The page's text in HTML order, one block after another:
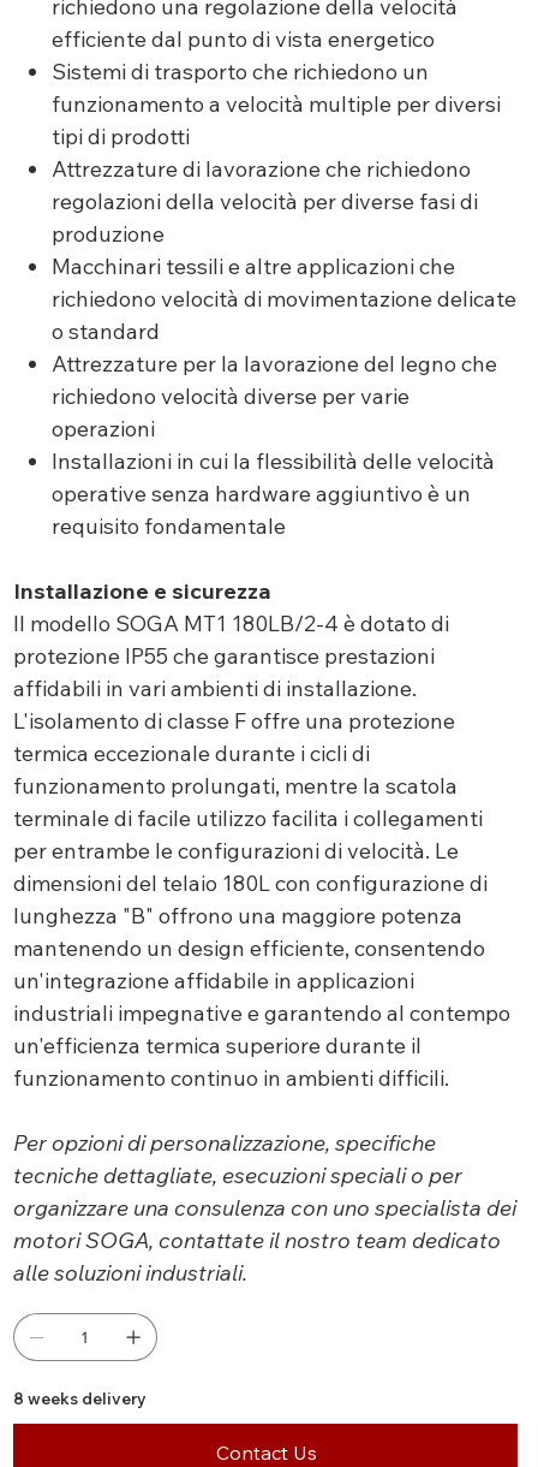
richiedono una regolazione della velocità
efficiente dal punto di vista energetico
Sistemi di trasporto che richiedono un
funzionamento a velocità multiple per diversi
tipi di prodotti
Attrezzature di lavorazione che richiedono
regolazioni della velocità per diverse fasi di
produzione
Macchinari tessili e altre applicazioni che
richiedono velocità di movimentazione delicate
o standard
Attrezzature per la lavorazione del legno che
richiedono velocità diverse per varie
operazioni
Installazioni in cui la flessibilità delle velocità
operative senza hardware aggiuntivo è un
requisito fondamentale
Installazione e sicurezza
Il modello SOGA MT1 180LB/2-4 è dotato di
protezione IP55 che garantisce prestazioni
affidabili in vari ambienti di installazione.
L'isolamento di classe F offre una protezione
termica eccezionale durante i cicli di
funzionamento prolungati, mentre la scatola
terminale di facile utilizzo facilita i collegamenti
per entrambe le configurazioni di velocità. Le
dimensioni del telaio 180L con configurazione di
lunghezza "B" offrono una maggiore potenza
mantenendo un design efficiente, consentendo
un'integrazione affidabile in applicazioni
industriali impegnative e garantendo al contempo
un'efficienza termica superiore durante il
funzionamento continuo in ambienti difficili.
Per opzioni di personalizzazione, specifiche
tecniche dettagliate, esecuzioni speciali o per
organizzare una consulenza con uno specialista dei
motori SOGA, contattate il nostro team dedicato
alle soluzioni industriali.
8 weeks delivery
Contact Us